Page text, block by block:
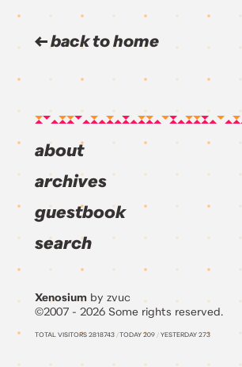
back to home
about
archives
guestbook
search
Xenosium by zvuc
©2007 - 2026 Some rights reserved.
TOTAL VISITORS 2818743 /TODAY 209 / YESTERDAY 273